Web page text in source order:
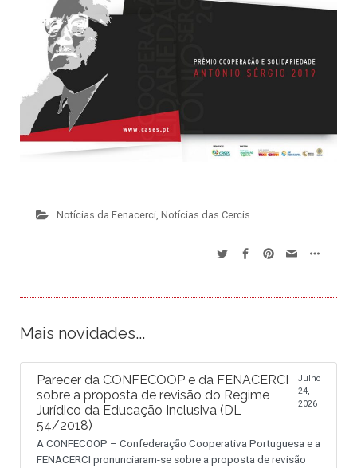
Notícias da Fenacerci Notícias das Cercis
Mais novidades...
Parecer da CONFECOOP e da FENACERCI
sobre a proposta de revisão do Regime
Jurídico da Educação Inclusiva (DL
54/2018)
Julho
24,
2026
A CONFECOOP – Confederação Cooperativa Portuguesa e a
FENACERCI pronunciaram-se sobre a proposta de revisão